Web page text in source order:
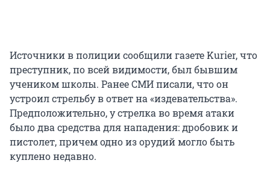
Источники в полиции сообщили газете Kurier, что
преступник, по всей видимости, был бывшим
учеником школы. Ранее СМИ писали, что он
устроил стрельбу в ответ на «издевательства».
Предположительно, у стрелка во время атаки
было два средства для нападения: дробовик и
пистолет, причем одно из орудий могло быть
куплено недавно.